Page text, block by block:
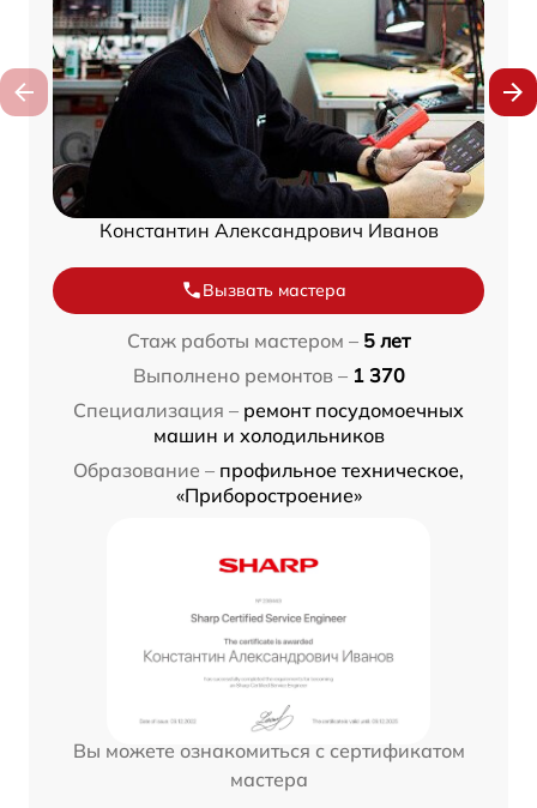
Константин Александрович Иванов
Вызвать мастера
Стаж работы мастером – 5 лет
Выполнено ремонтов – 1 370
Специализация – ремонт посудомоечных
машин и холодильников
Образование – профильное техническое,
«Приборостроение»
Вы можете ознакомиться с сертификатом
мастера